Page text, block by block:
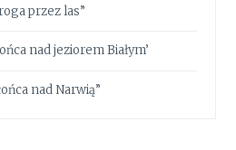
przez las”
nad jeziorem Białym’
nad Narwią”